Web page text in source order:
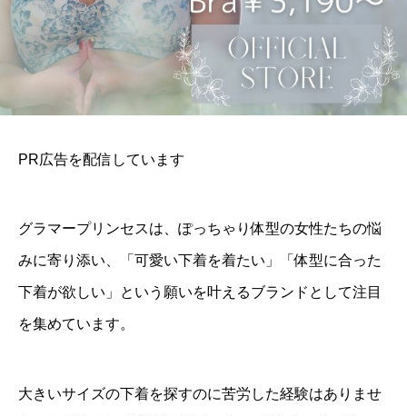
PR広告を配信しています
グラマープリンセスは、ぽっちゃり体型の女性たちの悩
みに寄り添い、「可愛い下着を着たい」「体型に合った
下着が欲しい」という願いを叶えるブランドとして注目
を集めています。
大きいサイズの下着を探すのに苦労した経験はありませ